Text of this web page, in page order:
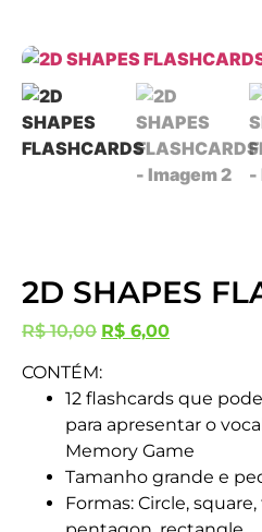
2D SHAPES
R$10,00 R$ 6,00
CONTÉM:
12 flashcards que
para apresentar o
Memory Game
Tamanho grande e
Formas: Circle,